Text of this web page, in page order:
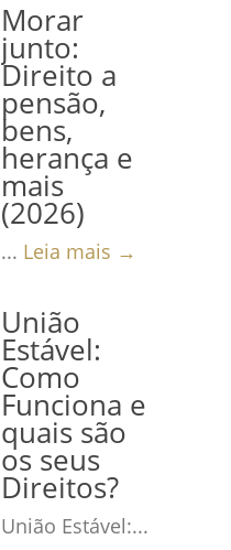
Morar
junto:
Direito a
pensão,
bens,
herança e
mais
(2026)
... Leia mais →
União
Estável:
Como
Funciona e
quais são
os seus
Direitos?
União Estável:...